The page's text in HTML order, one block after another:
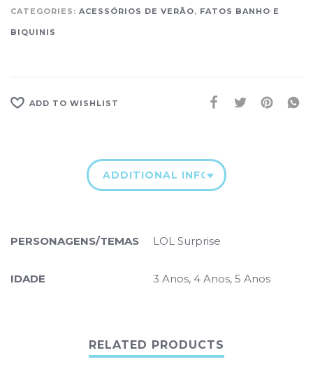
CATEGORIES: ACESSÓRIOS DE VERÃO, FATOS BANHO E
BIQUINIS
ADD TO WISHLIST
ADDITIONAL INFORMATION
PERSONAGENS/TEMAS LOL Surprise
IDADE 3 Anos, 4 Anos, 5 Anos
RELATED PRODUCTS